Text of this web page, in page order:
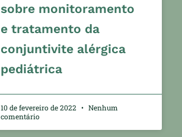
sobre monitoramento
e tratamento da
conjuntivite alérgica
pediátrica
10 de fevereiro de 2022
Nenhum
comentário